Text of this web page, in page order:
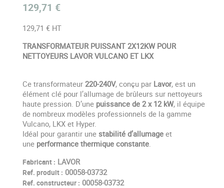
129,71 €
129,71 € HT
TRANSFORMATEUR PUISSANT 2X12KW POUR
NETTOYEURS LAVOR VULCANO ET LKX
Ce transformateur 220-240V, conçu par Lavor, est un
élément clé pour l’allumage de brûleurs sur nettoyeurs
haute pression. D’une puissance de 2 x 12 kW, il équipe
de nombreux modèles professionnels de la gamme
Vulcano, LKX et Hyper.
Idéal pour garantir une stabilité d’allumage et
une performance thermique constante.
Fabricant : LAVOR
Ref. produit : 00058-03732
Ref. constructeur : 00058-03732